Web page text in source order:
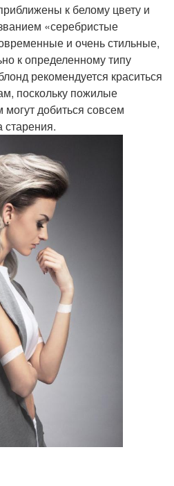
к белому цвету и
«серебристые
и очень стильные,
к определенному типу
рекомендуется краситься
поскольку пожилые
добиться совсем
старения.